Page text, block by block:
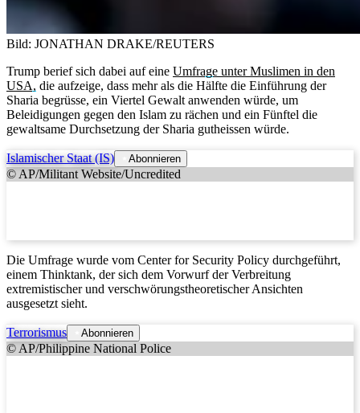
Bild: JONATHAN DRAKE/REUTERS
Trump berief sich dabei auf eine Umfrage unter Muslimen in den
USA, die aufzeige, dass mehr als die Hälfte die Einführung der
Sharia begrüsse, ein Viertel Gewalt anwenden würde, um
Beleidigungen gegen den Islam zu rächen und ein Fünftel die
gewaltsame Durchsetzung der Sharia gutheissen würde.
Islamischer Staat (IS) Abonnieren
© AP/Militant Website/Uncredited
Die Umfrage wurde vom Center for Security Policy durchgeführt,
einem Thinktank, der sich dem Vorwurf der Verbreitung
extremistischer und verschwörungstheoretischer Ansichten
ausgesetzt sieht.
Terrorismus Abonnieren
© AP/Philippine National Police